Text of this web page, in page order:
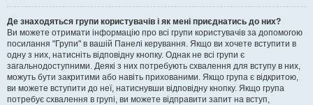
Де знаходяться групи користувачів і як мені приєднатись до них?
Ви можете отримати інформацію про всі групи користувачів за допомогою
посилання "Групи" в вашій Панелі керування. Якщо ви хочете вступити в
одну з них, натисніть відповідну кнопку. Однак не всі групи є
загальнодоступними. Деякі з них потребують схвалення для вступу в них,
можуть бути закритими або навіть прихованими. Якщо група є відкритою,
ви можете вступити до неї, натиснувши відповідну кнопку. Якщо група
потребує схвалення в групі, ви можете відправити запит на вступ,